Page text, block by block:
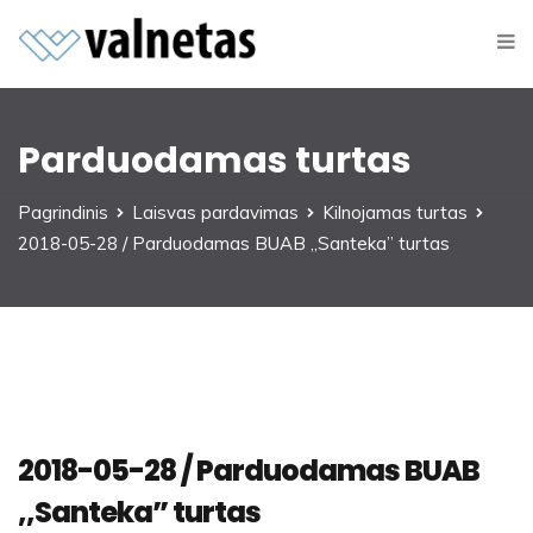
Parduodamas turtas
Pagrindinis Laisvas pardavimas
Kilnojamas turtas
2018-05-28 / Parduodamas BUAB ,,Santeka” turtas
2018-05-28 / Parduodamas BUAB
,,Santeka” turtas